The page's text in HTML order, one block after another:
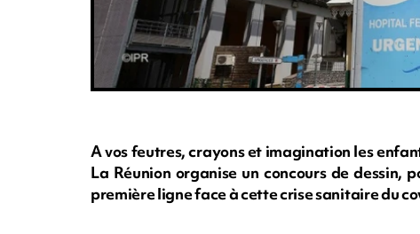
A vos feutres, crayons et imagination les
La Réunion organise un concours de dessin,
première ligne face à cette crise sanitaire du